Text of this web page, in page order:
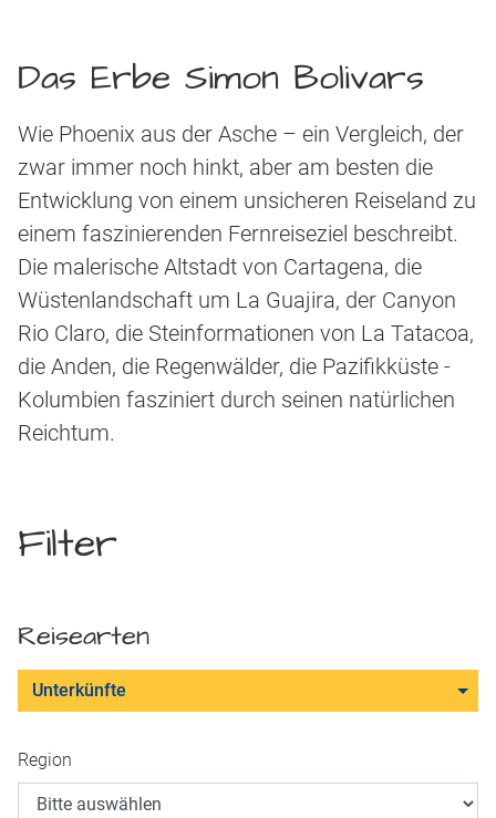
Das Erbe Simon Bolivars
Wie Phoenix aus der Asche – ein Vergleich, der
zwar immer noch hinkt, aber am besten die
Entwicklung von einem unsicheren Reiseland zu
einem faszinierenden Fernreiseziel beschreibt.
Die malerische Altstadt von Cartagena, die
Wüstenlandschaft um La Guajira, der Canyon
Rio Claro, die Steinformationen von La Tatacoa,
die Anden, die Regenwälder, die Pazifikküste -
Kolumbien fasziniert durch seinen natürlichen
Reichtum.
Filter
Reisearten
Unterkünfte
Region